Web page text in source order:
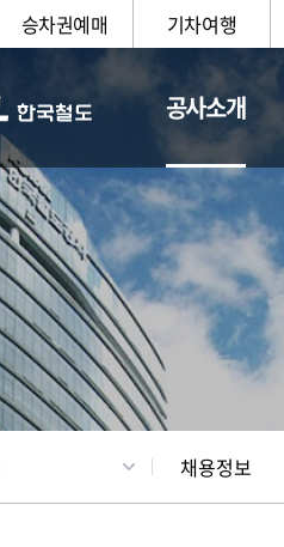
승차권예매 기차여행
공사소개
일반현황
채용정보